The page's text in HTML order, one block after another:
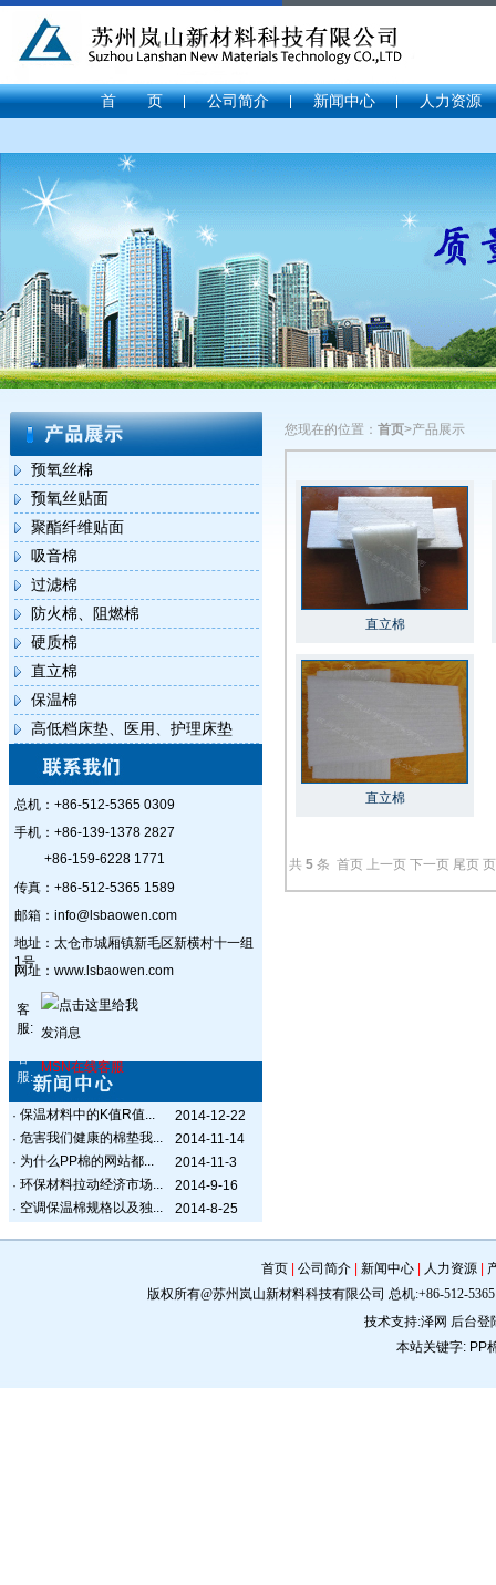
首 页 公司简介 新闻中心 人力资源
预氧丝棉
预氧丝贴面
聚酯纤维贴面
吸音棉
过滤棉
防火棉、阻燃棉
硬质棉
直立棉
保温棉
高低档床垫、医用、护理床垫
总机：+86-512-5365 0309
手机：+86-139-1378 2827
+86-159-6228 1771
传真：+86-512-5365 1589
邮箱：info@lsbaowen.com
地址：太仓市城厢镇新毛区新横村十一组
1号
网址：www.lsbaowen.com
客
服:
客
服:
MSN在线客服
· 保温材料中的K值R值...
2014-12-22
· 危害我们健康的棉垫我...
2014-11-14
· 为什么PP棉的网站都...
2014-11-3
· 环保材料拉动经济市场...
2014-9-16
· 空调保温棉规格以及独... 2014-8-25
您现在的位置： 首页>产品展示
直立棉
直立棉
共 5 条 首页 上一页 下一页 尾页
首页| 公司简介| 新闻中心| 人力资源|
版权所有@苏州岚山新材料科技有限公司 总机:+86-512-5365
技术支持:泽网 后台登
本站关键字: PP